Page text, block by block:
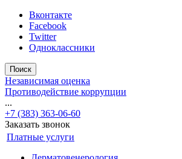
Вконтакте
Facebook
Twitter
Одноклассники
Поиск
Независимая оценка
Противодействие коррупции
...
+7 (383) 363-06-60
Заказать звонок
Платные услуги